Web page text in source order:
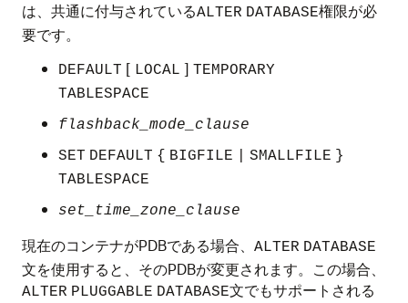
は、共通に付与されているALTER DATABASE権限が必
要です。
DEFAULT [ LOCAL ] TEMPORARY
TABLESPACE
flashback_mode_clause
SET DEFAULT { BIGFILE SMALLFILE }
TABLESPACE
set_time_zone_clause
現在のコンテナがPDBである場合、 ALTER DATABASE
文を使用すると、そのPDBが変更されます。この場合、
ALTER PLUGGABLE DATABASE文でもサポートされる